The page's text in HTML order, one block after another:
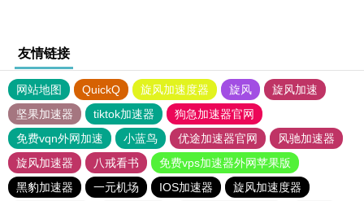
友情链接
网站地图 QuickQ 旋风加速度器 旋风
旋风加速
坚果加速器
tiktok加速器
狗急加速器官网
免费vqn外网加速
小蓝鸟 优途加速器官网
风驰加速器
旋风加速器
八戒看书
免费vps加速器外网苹果版
黑豹加速器
一元机场 IOS加速器
旋风加速度器